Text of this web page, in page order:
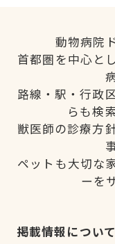
動物病院
首都圏を中心と
路線・駅・行政
らも検
獣医師の診療方
ペットも大切な
ーを
掲載情報について